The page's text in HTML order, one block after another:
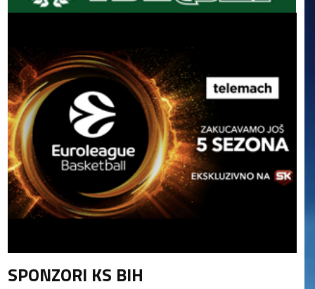
SPONZORI KS BIH